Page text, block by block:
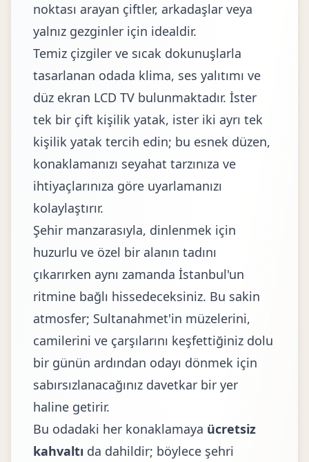
noktası arayan çiftler, arkadaşlar veya
yalnız gezginler için idealdir.
Temiz çizgiler ve sıcak dokunuşlarla
tasarlanan odada klima, ses yalıtımı ve
düz ekran LCD TV bulunmaktadır. İster
tek bir çift kişilik yatak, ister iki ayrı tek
kişilik yatak tercih edin; bu esnek düzen,
konaklamanızı seyahat tarzınıza ve
ihtiyaçlarınıza göre uyarlamanızı
kolaylaştırır.
Şehir manzarasıyla, dinlenmek için
huzurlu ve özel bir alanın tadını
çıkarırken aynı zamanda İstanbul'un
ritmine bağlı hissedeceksiniz. Bu sakin
atmosfer; Sultanahmet'in müzelerini,
camilerini ve çarşılarını keşfettiğiniz dolu
bir günün ardından odayı dönmek için
sabırsızlanacağınız davetkar bir yer
haline getirir.
Bu odadaki her konaklamaya ücretsiz
kahvaltı da dahildir; böylece şehri